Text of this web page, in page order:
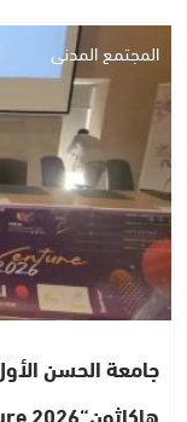
المجتمع المدني
جامعة الحسن